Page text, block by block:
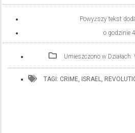
Powyższy tekst
o godzinie
Umieszczono w Działach:
TAGI: CRIME, ISRAEL,